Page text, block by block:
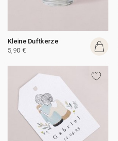
Kleine Duftkerze
5,90 €